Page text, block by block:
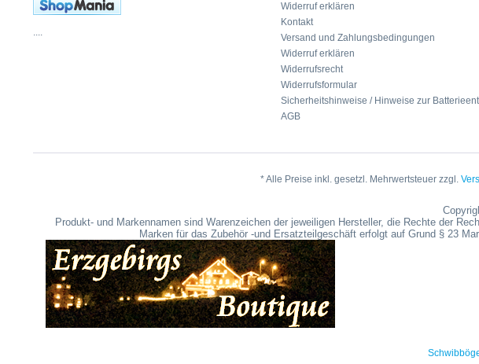
....
Widerruf erklären
Kontakt
Versand und Zahlungsbedingungen
Widerruf erklären
Widerrufsrecht
Widerrufsformular
Sicherheitshinweise / Hinweise zur
AGB
* Alle Preise inkl. gesetzl. Mehrwertsteuer zzgl.
Produkt- und Markennamen sind Warenzeichen der jeweiligen Hersteller, die Rechte der
Marken für das Zubehör -und Ersatzteilgeschäft erfolgt auf Grund § 23